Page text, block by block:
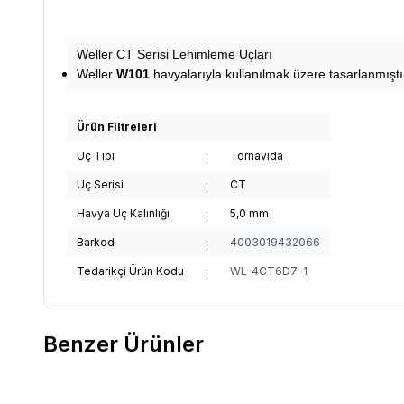
Weller CT Serisi Lehimleme Uçları
Weller W101 havyalarıyla kullanılmak üzere
Ürün Filtreleri
Uç Tipi : Tornavida
Uç Serisi : CT
Havya Uç Kalınlığı : 5,0 mm
Barkod : 4003019432066
Tedarikçi Ürün Kodu : WL-4CT6D7-1
Benzer Ürünler